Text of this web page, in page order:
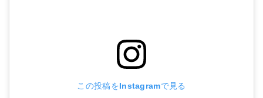
この投稿をInstagramで見る